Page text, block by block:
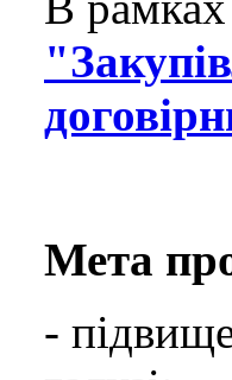
Мета
-